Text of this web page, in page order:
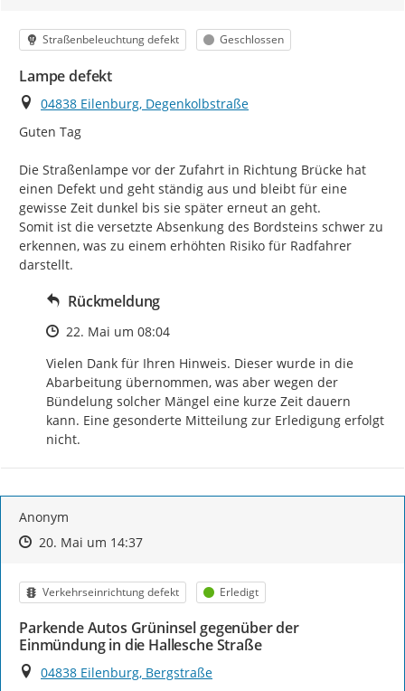
Kategorie
Straßenbeleuchtung defekt Status
Geschlossen
Lampe defekt
Ort
04838 Eilenburg, Degenkolbstraße
Guten Tag
Die Straßenlampe vor der Zufahrt in Richtung Brücke hat
einen Defekt und geht ständig aus und bleibt für eine
gewisse Zeit dunkel bis sie später erneut an geht.
Somit ist die versetzte Absenkung des Bordsteins schwer zu
erkennen, was zu einem erhöhten Risiko für Radfahrer
darstellt.
Rückmeldung
Zeitpunkt des Erstellens
22. Mai um 08:04
Vielen Dank für Ihren Hinweis. Dieser wurde in die
Abarbeitung übernommen, was aber wegen der
Bündelung solcher Mängel eine kurze Zeit dauern
kann. Eine gesonderte Mitteilung zur Erledigung erfolgt
nicht.
Anonym
Zeitpunkt des Erstellens
Zeitpunkt des Erstellens
20. Mai um 14:37Zur Äußerung
Kategorie
Verkehrseinrichtung defekt Status
Erledigt
Parkende Autos Grüninsel gegenüber der
Einmündung in die Hallesche Straße
Ort
04838 Eilenburg, Bergstraße